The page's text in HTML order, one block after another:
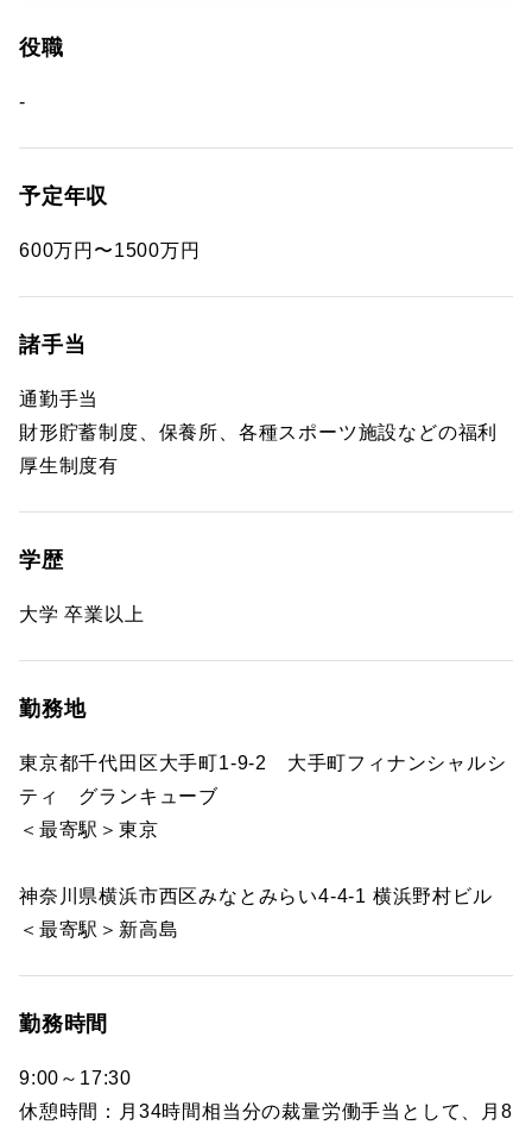
役職
-
予定年収
600万円〜1500万円
諸手当
通勤手当
財形貯蓄制度、保養所、各種スポーツ施設などの福利
厚生制度有
学歴
大学 卒業以上
勤務地
東京都千代田区大手町1-9-2 大手町フィナンシャルシ
ティ グランキューブ
＜最寄駅＞東京
神奈川県横浜市西区みなとみらい4-4-1 横浜野村ビル
＜最寄駅＞新高島
勤務時間
9:00～17:30
休憩時間：月34時間相当分の裁量労働手当として、月8